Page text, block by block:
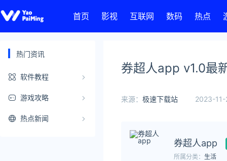
首页 影视 互联网 数码 热点
热门资讯
软件教程
游戏攻略
热点新闻
券超人app v1.0最
来源： 极速下载站 2023-
券超人app
所属分类： 生活